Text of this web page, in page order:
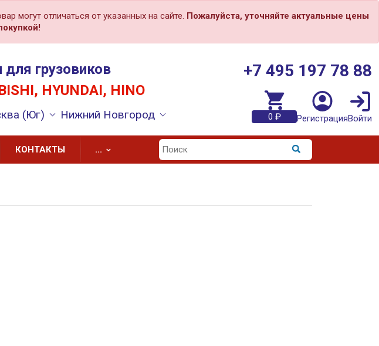
могут отличаться от указанных на сайте. Пожалуйста, уточняйте актуальные цены
для грузовиков
HYUNDAI, HINO
(Юг) Нижний Новгород
+7 495 197 78 88
0 ₽ РегистрацияВойти
КОНТАКТЫ ...